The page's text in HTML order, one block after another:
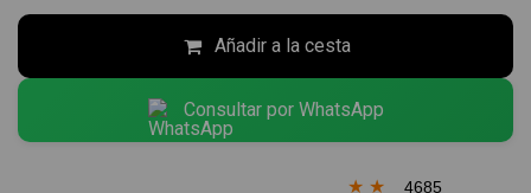
Añadir a la cesta
Consultar por WhatsApp
★ ★
4685